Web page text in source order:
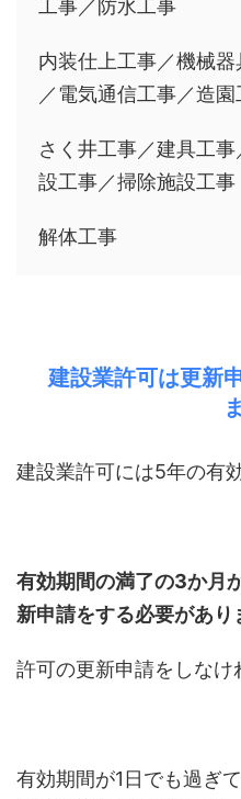
工事／防水工事
内装仕上工事／機械
／電気通信工事／造園
さく井工事／建具工
設工事／掃除施設工事
解体工事
建設業許可は更新
建設業許可には5年の有
有効期間の満了の3か月
新申請をする必要があり
許可の更新申請をしなけ
有効期間が1日でも過ぎ